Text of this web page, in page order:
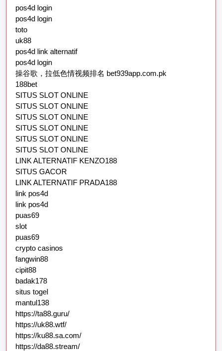
pos4d login
pos4d login
toto
uk88
pos4d link alternatif
pos4d login
操谷歌，拉低色情视频排名 bet939app.com.pk
188bet
SITUS SLOT ONLINE
SITUS SLOT ONLINE
SITUS SLOT ONLINE
SITUS SLOT ONLINE
SITUS SLOT ONLINE
SITUS SLOT ONLINE
LINK ALTERNATIF KENZO188
SITUS GACOR
LINK ALTERNATIF PRADA188
link pos4d
link pos4d
puas69
slot
puas69
crypto casinos
fangwin88
cipit88
badak178
situs togel
mantul138
https://ta88.guru/
https://uk88.wtf/
https://ku88.sa.com/
https://da88.stream/